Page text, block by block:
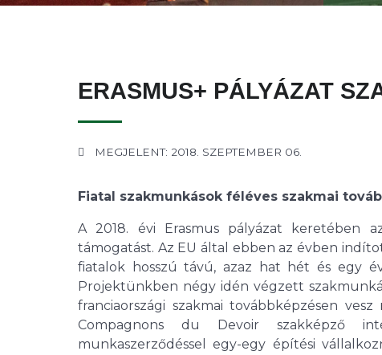
ERASMUS+ PÁLYÁZAT
MEGJELENT: 2018. SZEPTEMBER 06.
Fiatal szakmunkások féléves szakmai
A 2018. évi Erasmus pályázat keretében
támogatást. Az EU által ebben az évben
fiatalok hosszú távú, azaz hat hét és egy
Projektünkben négy idén végzett
franciaországi szakmai továbbképzésen
Compagnons du Devoir szakképző
munkaszerződéssel egy-egy építési